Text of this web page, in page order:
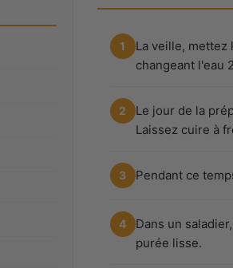
1
La veille, mettez
changeant l'eau
2
Le jour de la
Laissez cuire à
3 Pendant ce
4
Dans un
purée lisse.